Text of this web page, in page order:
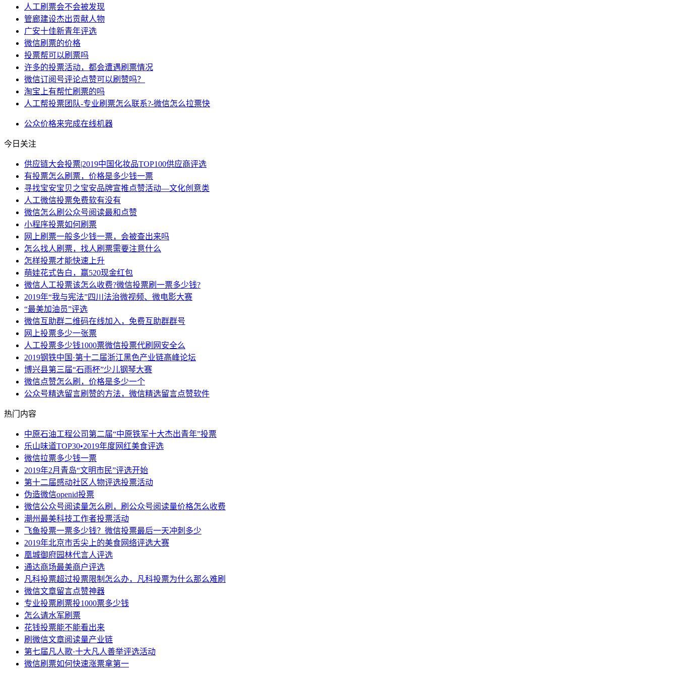
人工刷票会不会被发现
管廊建设杰出贡献人物
广安十佳新青年评选
微信刷票的价格
投票帮可以刷票吗
许多的投票活动，都会遭遇刷票情况
微信订阅号评论点赞可以刷赞吗？
淘宝上有帮忙刷票的吗
人工帮投票团队-专业刷票怎么联系?-微信怎么拉票快
公众价格来完成在线机器
今日关注
供应链大会投票|2019中国化妆品TOP100供应商评选
有投票怎么刷票，价格是多少钱一票
寻找宝安宝贝之宝安品牌宣推点赞活动—文化创意类
人工微信投票免费软有没有
微信怎么刷公众号阅读最和点赞
小程序投票如何刷票
网上刷票一般多少钱一票，会被查出来吗
怎么找人刷票，找人刷票需要注意什么
怎样投票才能快速上升
萌娃花式告白，赢520现金红包
微信人工投票该怎么收费?微信投票刷一票多少钱?
2019年“我与宪法”四川法治微视频、微电影大赛
“最美加油员”评选
微信互助群二维码在线加入，免费互助群群号
网上投票多少一张票
人工投票多少钱1000票微信投票代刷网安全么
2019钢铁中国·第十二届浙江黑色产业链高峰论坛
博兴县第三届“石雨杯”少儿钢琴大赛
微信点赞怎么刷，价格是多少一个
公众号精选留言刷赞的方法，微信精选留言点赞软件
热门内容
中原石油工程公司第二届“中原铁军十大杰出青年”投票
乐山味道TOP30•2019年度网红美食评选
微信拉票多少钱一票
2019年2月青岛“文明市民”评选开始
第十二届感动社区人物评选投票活动
伪造微信openid投票
微信公众号阅读量怎么刷，刷公众号阅读量价格怎么收费
潮州最美科技工作者投票活动
飞鱼投票一票多少钱？微信投票最后一天冲刺多少
2019年北京市舌尖上的美食网络评选大赛
凰城御府园林代言人评选
通达商场最美商户评选
凡科投票超过投票限制怎么办，凡科投票为什么那么难刷
微信文章留言点赞神器
专业投票刷票投1000票多少钱
怎么请水军刷票
花钱投票能不能看出来
刷微信文章阅读量产业链
第七届凡人歌·十大凡人善举评选活动
微信刷票如何快速涨票拿第一